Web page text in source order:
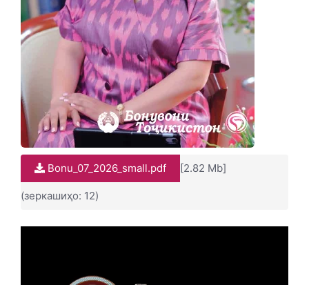
Bonu_07_2026_small.pdf [2.82 Mb]
(зеркашиҳо: 12)